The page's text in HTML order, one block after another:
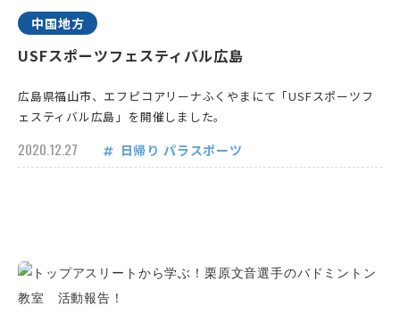
中国地方
USFスポーツフェスティバル広島
広島県福山市、エフピコアリーナふくやまにて「USFスポーツフ
ェスティバル広島」を開催しました。
2020.12.27 日帰り パラスポーツ